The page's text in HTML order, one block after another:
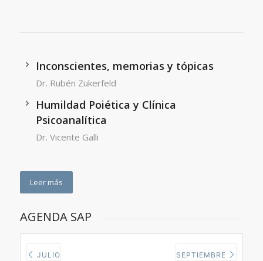
Inconscientes, memorias y tópicas
Dr. Rubén Zukerfeld
Humildad Poiética y Clínica
Psicoanalítica
Dr. Vicente Galli
Leer más
AGENDA SAP
JULIO
SEPTIEMBRE